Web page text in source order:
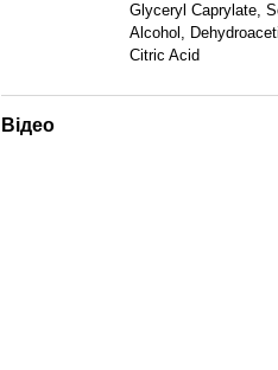
Glyceryl Caprylate,
Alcohol,
Citric Acid
Відео